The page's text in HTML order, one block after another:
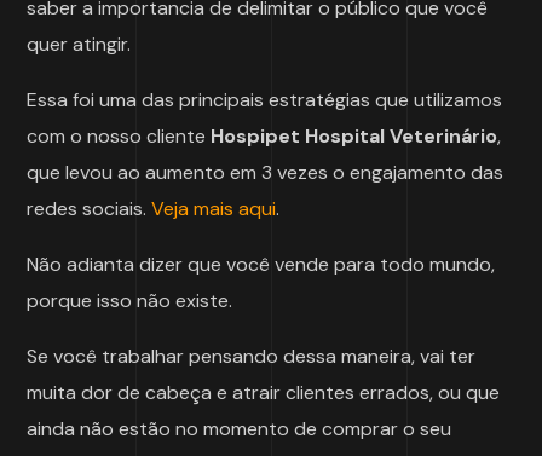
saber a importancia de delimitar o público que você
quer atingir.
Essa foi uma das principais estratégias que utilizamos
com o nosso cliente Hospipet Hospital Veterinário,
que levou ao aumento em 3 vezes o engajamento das
redes sociais.Veja mais aqui.
Não adianta dizer que você vende para todo mundo,
porque isso não existe.
Se você trabalhar pensando dessa maneira, vai ter
muita dor de cabeça e atrair clientes errados, ou que
ainda não estão no momento de comprar o seu